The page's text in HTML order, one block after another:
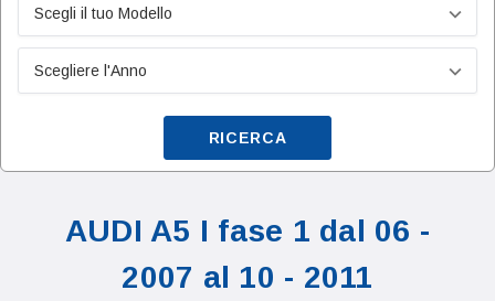
RICERCA
AUDI A5 I fase 1 dal 06 -
2007 al 10 - 2011